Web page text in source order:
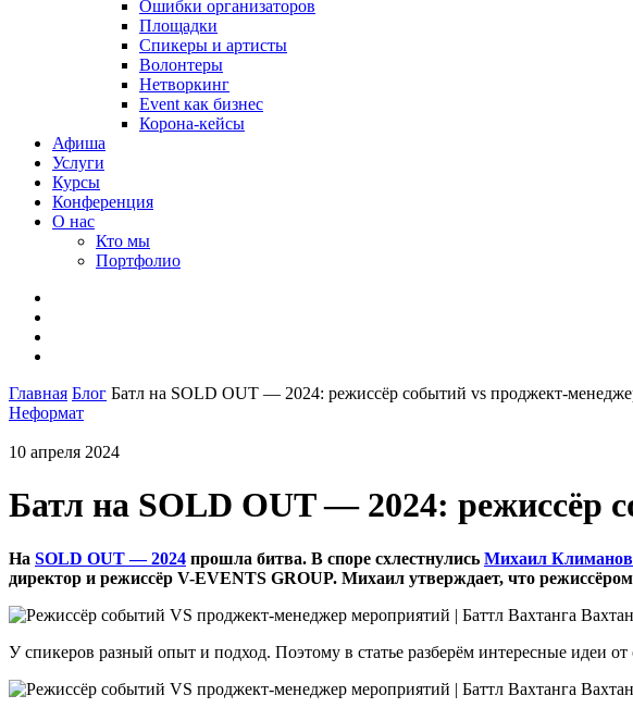
Ошибки организаторов
Площадки
Спикеры и артисты
Волонтеры
Нетворкинг
Event как бизнес
Корона-кейсы
Афиша
Услуги
Курсы
Конференция
О нас
Кто мы
Портфолио
Главная Блог Батл на SOLD OUT — 2024: режиссёр событий vs проджект-
Неформат
10 апреля 2024
Батл на SOLD OUT — 2024: режиссёр
На SOLD OUT — 2024 прошла битва. В споре схлестнулись Михаил Климанов
директор и режиссёр V-EVENTS GROUP. Михаил утверждает, что
У спикеров разный опыт и подход. Поэтому в статье разберём интересные идеи от